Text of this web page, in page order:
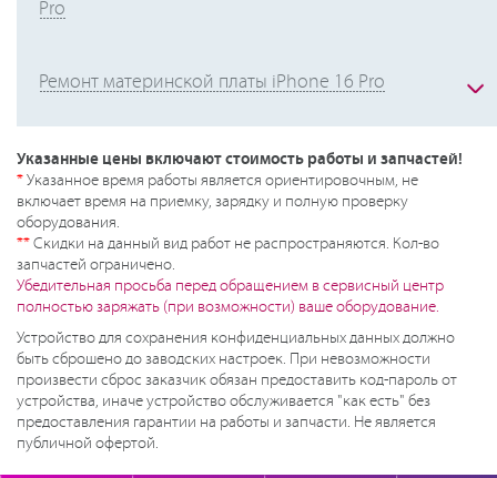
Pro
Ремонт материнской платы iPhone 16 Pro
Указанные цены включают стоимость работы и запчастей!
*Указанное время работы является ориентировочным, не
включает время на приемку, зарядку и полную проверку
оборудования.
**Скидки на данный вид работ не распространяются. Кол-во
запчастей ограничено.
Убедительная просьба перед обращением в сервисный центр
полностью заряжать (при возможности) ваше оборудование.
Устройство для сохранения конфиденциальных данных должно
быть сброшено до заводских настроек. При невозможности
произвести сброс заказчик обязан предоставить код-пароль от
устройства, иначе устройство обслуживается "как есть" без
предоставления гарантии на работы и запчасти. Не является
публичной офертой.